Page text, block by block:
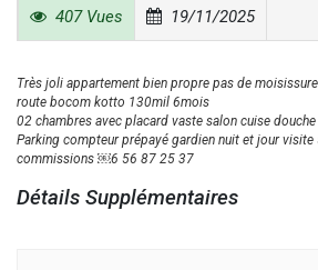
407 Vues 19/11/2025
Très joli appartement bien propre pas de
route bocom kotto 130mil 6mois
02 chambres avec placard vaste salon cuise douche
Parking compteur prépayé gardien nuit et jour
commissions ￼⁨6 56 87 25 37
Détails Supplémentaires